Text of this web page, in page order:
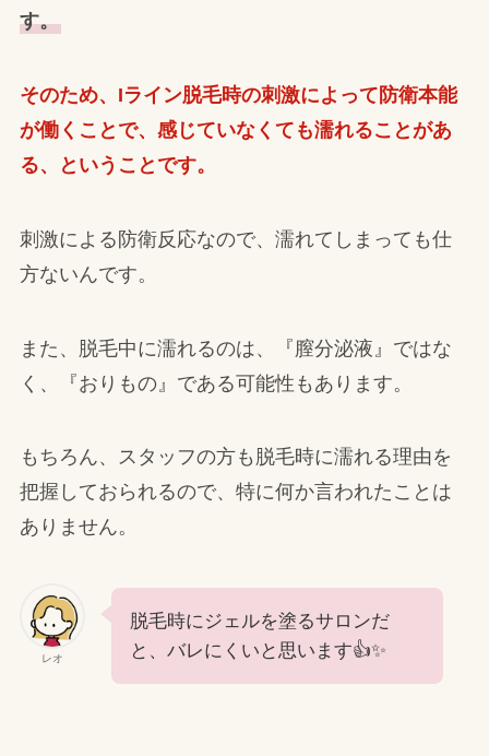
す。
そのため、Iライン脱毛時の刺激によって防衛本能
が働くことで、感じていなくても濡れることがあ
る、ということです。
刺激による防衛反応なので、濡れてしまっても仕
方ないんです。
また、脱毛中に濡れるのは、『膣分泌液』ではな
く、『おりもの』である可能性もあります。
もちろん、スタッフの方も脱毛時に濡れる理由を
把握しておられるので、特に何か言われたことは
ありません。
レオ
脱毛時にジェルを塗るサロンだ
と、バレにくいと思います👍✨